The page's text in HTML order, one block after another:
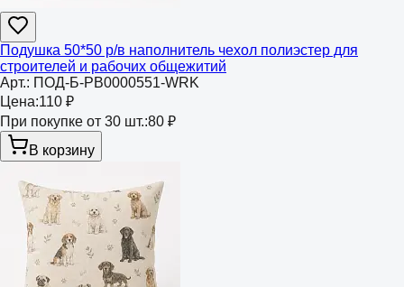
Подушка 50*50 р/в наполнитель чехол полиэстер для
строителей и рабочих общежитий
Арт.: ПОД-Б-РВ0000551-WRK
Цена:110 ₽
При покупке от 30 шт.:80 ₽
В корзину